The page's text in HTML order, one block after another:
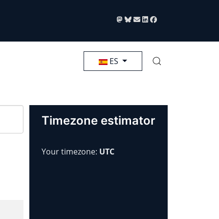
Seleccione su idioma
ES
Timezone estimator
Your timezone: UTC